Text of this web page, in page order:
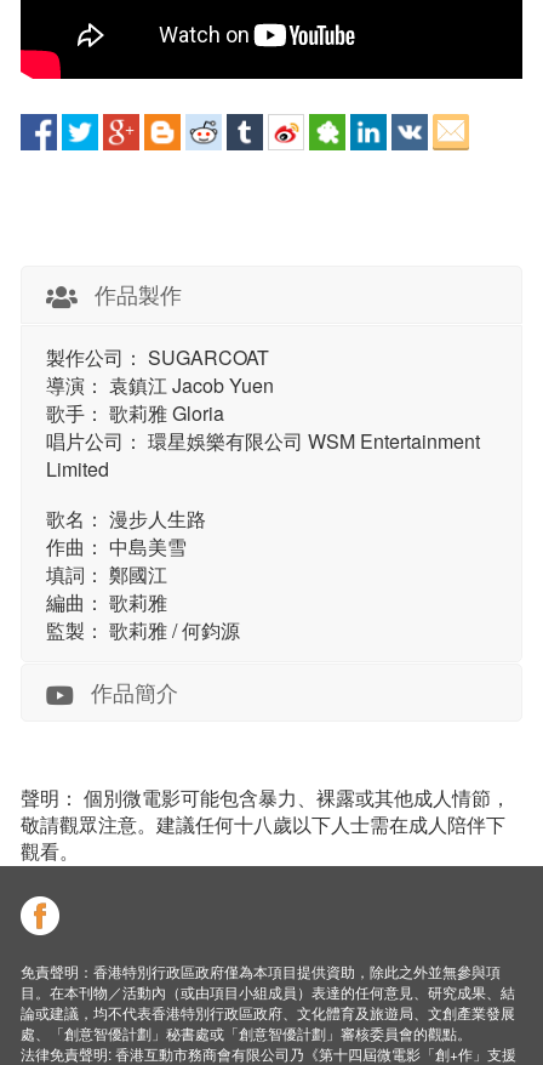
作品製作
製作公司： SUGARCOAT
導演： 袁鎮江 Jacob Yuen
歌手： 歌莉雅 Gloria
唱片公司： 環星娛樂有限公司 WSM Entertainment
Limited
歌名： 漫步人生路
作曲： 中島美雪
填詞： 鄭國江
編曲： 歌莉雅
監製： 歌莉雅 / 何鈞源
作品簡介
聲明： 個別微電影可能包含暴力、裸露或其他成人情節，
敬請觀眾注意。建議任何十八歲以下人士需在成人陪伴下
觀看。
免責聲明：香港特別行政區政府僅為本項目提供資助，除此之外並無參與項
目。在本刊物／活動內（或由項目小組成員）表達的任何意見、研究成果、結
論或建議，均不代表香港特別行政區政府、文化體育及旅遊局、文創產業發展
處、「創意智優計劃」秘書處或「創意智優計劃」審核委員會的觀點。
法律免責聲明: 香港互動市務商會有限公司乃《第十四屆微電影「創+作」支援